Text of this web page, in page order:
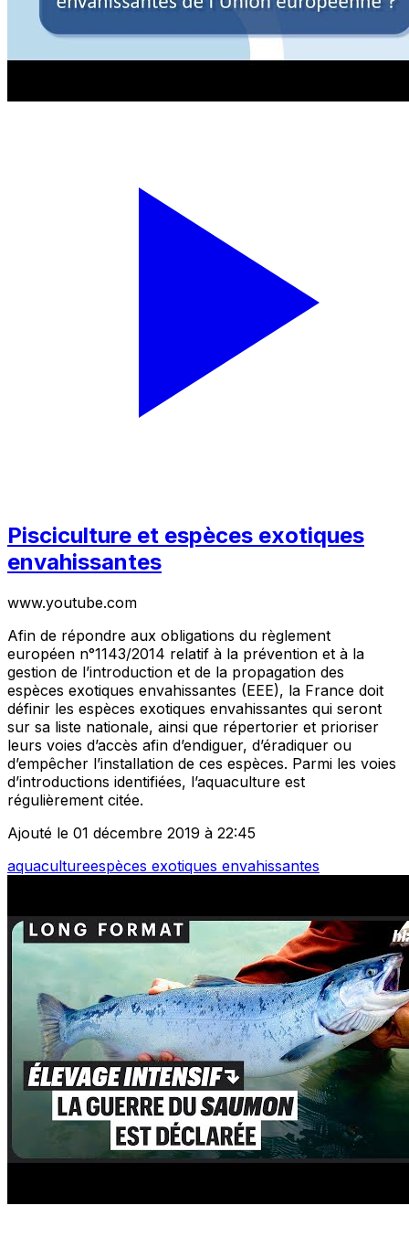
Pisciculture et espèces exotiques
envahissantes
www.youtube.com
Afin de répondre aux obligations du règlement
européen n°1143/2014 relatif à la prévention et à la
gestion de l’introduction et de la propagation des
espèces exotiques envahissantes (EEE), la France doit
définir les espèces exotiques envahissantes qui seront
sur sa liste nationale, ainsi que répertorier et prioriser
leurs voies d’accès afin d’endiguer, d’éradiquer ou
d’empêcher l’installation de ces espèces. Parmi les voies
d’introductions identifiées, l’aquaculture est
régulièrement citée.
Ajouté le 01 décembre 2019 à 22:45
aquacultureespèces exotiques envahissantes